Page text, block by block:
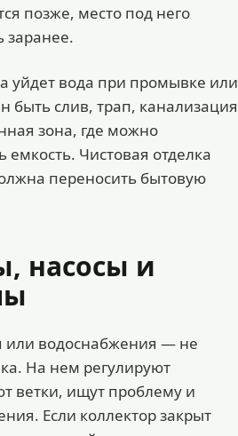
позже, место под него
заранее.
уйдет вода при промывке или
быть слив, трап, канализация
зона, где можно
емкость. Чистовая отделка
переносить бытовую
насосы и
или водоснабжения — не
На нем регулируют
ветки, ищут проблему и
Если коллектор закрыт